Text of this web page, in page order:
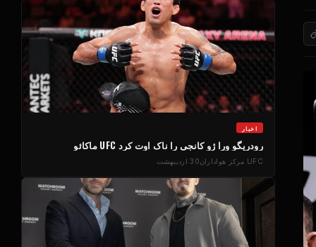
اخبار
رودریگو ورا ژو کانجی را ناک اوت کرد UFC ماکائو
UFC مرکز هواداران30 اردیبهشت